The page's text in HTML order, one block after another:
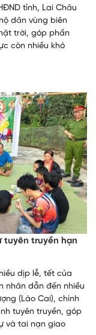
tỉnh, Lai Châu
dân vùng biên
trời, góp phần
còn nhiều khó
tuyên truyền hạn
dịp lễ, tết của
nhân dẫn đến nhiều
(Lào Cai), chính
tuyên truyền, góp
và tai nạn giao